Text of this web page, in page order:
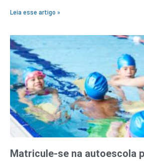
Leia esse artigo »
Matricule-se na autoescola